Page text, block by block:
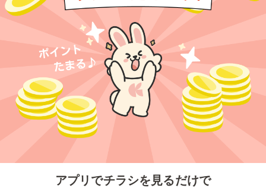
アプリでチラシを見るだけで